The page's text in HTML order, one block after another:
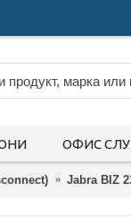
ОФИС
Jabra BIZ